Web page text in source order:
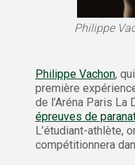
Philippe
Philippe Vachon,
première
de l’Aréna Paris La
épreuves de
L’étudiant-athlète,
compétitionnera